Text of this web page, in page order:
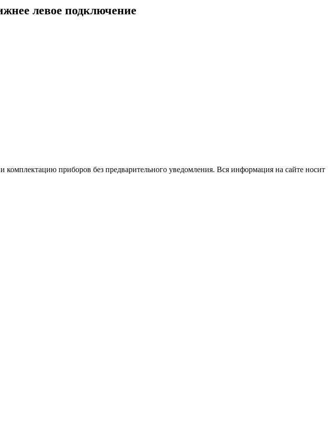
левое подключение
приборов без предварительного уведомления. Вся информация на сайте носит